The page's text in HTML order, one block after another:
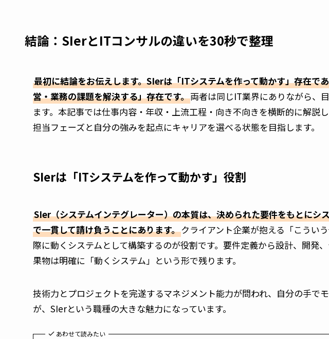
結論：SIerとITコンサルの違いを30秒で整理
最初に結論をお伝えします。SIerは「ITシステムを作って動かす」存在で
営・業務の課題を解決する」存在です。両者は同じIT業界にありながら、
ます。本記事では仕事内容・年収・上流工程・向き不向きを横断的に解説
担当フェーズと自分の強みを起点にキャリアを選べる状態を目指します。
SIerは「ITシステムを作って動かす」役割
SIer（システムインテグレーター）の本質は、決められた要件をもとにシ
で一貫して請け負うことにあります。クライアント企業が抱える「こうい
際に動くシステムとして構築するのが役割です。要件定義から設計、開発
果物は明確に「動くシステム」という形で残ります。
技術力とプロジェクトを完遂するマネジメント能力が問われ、自分の手で
が、SIerという職種の大きな魅力になっています。
あわせて読みたい